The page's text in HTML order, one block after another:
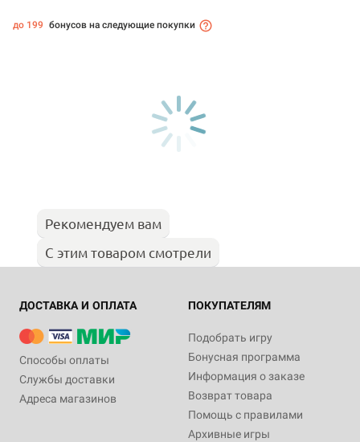
до 199 бонусов на следующие покупки
Рекомендуем вам
С этим товаром смотрели
ДОСТАВКА И ОПЛАТА
Способы оплаты
Службы доставки
Адреса магазинов
ПОКУПАТЕЛЯМ
Подобрать игру
Бонусная программа
Информация о заказе
Возврат товара
Помощь с правилами
Архивные игры